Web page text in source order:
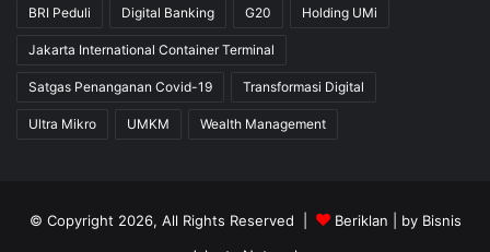
BRI Peduli Digital Banking G20 Holding UMi
Jakarta International Container Terminal
Satgas Penanganan Covid-19 Transformasi Digital
Ultra Mikro UMKM Wealth Management
© Copyright 2026, All Rights Reserved | Beriklan | by Bisnis